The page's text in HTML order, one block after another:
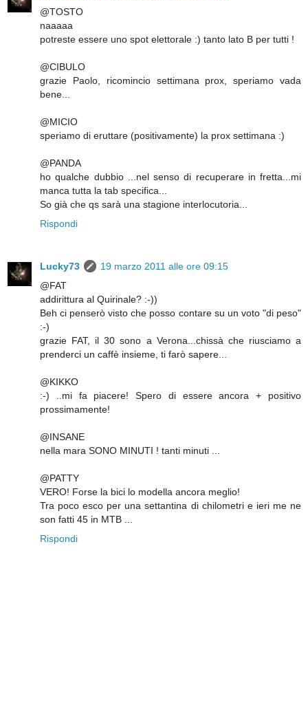
@TOSTO
naaaaa
potreste essere uno spot elettorale :) tanto lato B per tutti !
@CIBULO
grazie Paolo, ricomincio settimana prox, speriamo vada
bene...
@MICIO
speriamo di eruttare (positivamente) la prox settimana :)
@PANDA
ho qualche dubbio ...nel senso di recuperare in fretta...mi
manca tutta la tab specifica...
So già che qs sarà una stagione interlocutoria...
Rispondi
Lucky73
19 marzo 2011 alle ore 09:15
@FAT
addirittura al Quirinale? :-))
Beh ci penserò visto che posso contare su un voto "di peso"
:-)
grazie FAT, il 30 sono a Verona...chissà che riusciamo a
prenderci un caffè insieme, ti farò sapere...
@KIKKO
:-) ..mi fa piacere! Spero di essere ancora + positivo
prossimamente!
@INSANE
nella mara SONO MINUTI ! tanti minuti ...
@PATTY
VERO! Forse la bici lo modella ancora meglio!
Tra poco esco per una settantina di chilometri e ieri me ne
son fatti 45 in MTB ...
Rispondi